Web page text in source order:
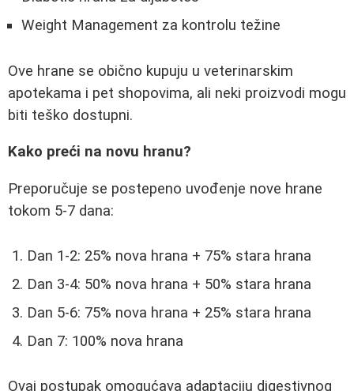
Weight Management za kontrolu težine
Ove hrane se obično kupuju u veterinarskim
apotekama i pet shopovima, ali neki proizvodi mogu
biti teško dostupni.
Kako preći na novu hranu?
Preporučuje se postepeno uvođenje nove hrane
tokom 5-7 dana:
Dan 1-2: 25% nova hrana + 75% stara hrana
Dan 3-4: 50% nova hrana + 50% stara hrana
Dan 5-6: 75% nova hrana + 25% stara hrana
Dan 7: 100% nova hrana
Ovaj postupak omogućava adaptaciju digestivnog